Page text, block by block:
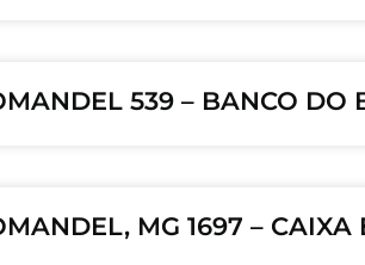
539 – BANCO DO
MG 1697 – CAIXA